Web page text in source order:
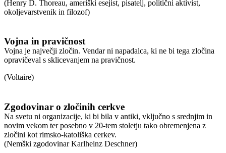
(Henry D. Thoreau, ameriški esejist, pisatelj, politični aktivist,
okoljevarstvenik in filozof)
Vojna in pravičnost
Vojna je največji zločin. Vendar ni napadalca, ki ne bi tega zločina
opravičeval s sklicevanjem na pravičnost.
(Voltaire)
Zgodovinar o zločinih cerkve
Na svetu ni organizacije, ki bi bila v antiki, vključno s srednjim in
novim vekom ter posebno v 20-tem stoletju tako obremenjena z
zločini kot rimsko-katoliška cerkev.
(Nemški zgodovinar Karlheinz Deschner)